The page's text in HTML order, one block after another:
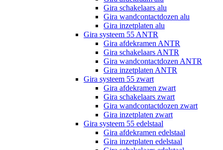
Gira schakelaars alu
Gira wandcontactdozen alu
Gira inzetplaten alu
Gira systeem 55 ANTR
Gira afdekramen ANTR
Gira schakelaars ANTR
Gira wandcontactdozen ANTR
Gira inzetplaten ANTR
Gira systeem 55 zwart
Gira afdekramen zwart
Gira schakelaars zwart
Gira wandcontactdozen zwart
Gira inzetplaten zwart
Gira systeem 55 edelstaal
Gira afdekramen edelstaal
Gira inzetplaten edelstaal